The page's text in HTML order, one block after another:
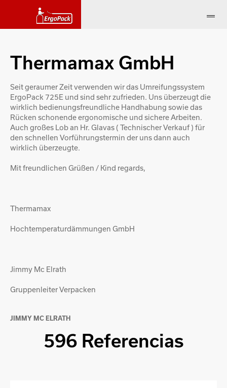
Thermamax GmbH
Seit geraumer Zeit verwenden wir das Umreifungssystem
ErgoPack 725E und sind sehr zufrieden. Uns überzeugt die
wirklich bedienungsfreundliche Handhabung sowie das
Rücken schonende ergonomische und sichere Arbeiten.
Auch großes Lob an Hr. Glavas ( Technischer Verkauf ) für
den schnellen Vorführungstermin der uns dann auch
wirklich überzeugte.
Mit freundlichen Grüßen / Kind regards,
Thermamax
Hochtemperaturdämmungen GmbH
Jimmy Mc Elrath
Gruppenleiter Verpacken
JIMMY MC ELRATH
596 Referencias